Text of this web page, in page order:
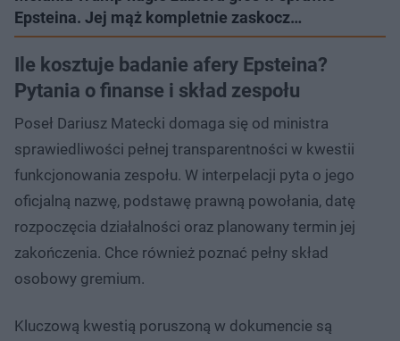
Epsteina. Jej mąż kompletnie zaskocz…
Ile kosztuje badanie afery Epsteina?
Pytania o finanse i skład zespołu
Poseł Dariusz Matecki domaga się od ministra
sprawiedliwości pełnej transparentności w kwestii
funkcjonowania zespołu. W interpelacji pyta o jego
oficjalną nazwę, podstawę prawną powołania, datę
rozpoczęcia działalności oraz planowany termin jej
zakończenia. Chce również poznać pełny skład
osobowy gremium.
Kluczową kwestią poruszoną w dokumencie są